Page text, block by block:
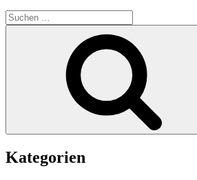
Suche
nach:
Kategorien